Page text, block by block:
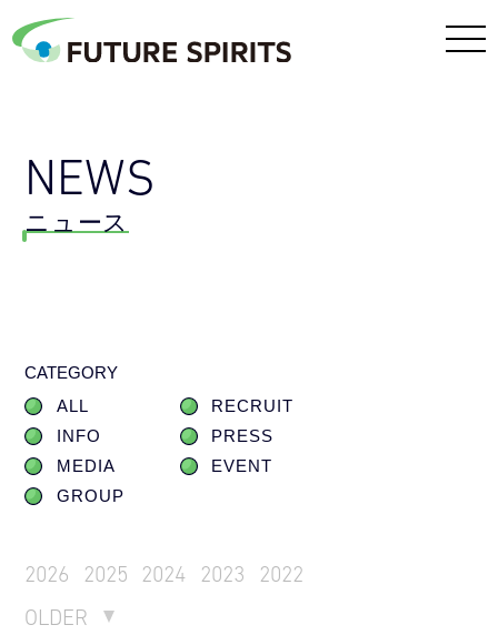
NEWS
ニュース
CATEGORY
ALL
RECRUIT
INFO
PRESS
MEDIA
EVENT
GROUP
2026 2025 2024 2023
2022
OLDER